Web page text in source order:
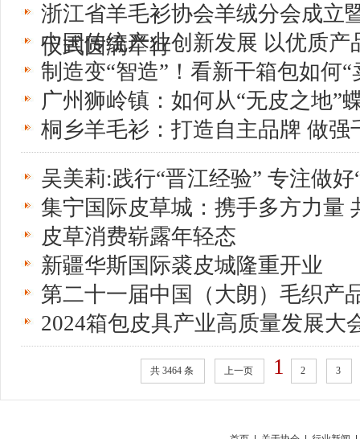
浙江省羊毛衫协会羊绒分会成立
仪式圆满举行
中国传统产业创新发展 以优质产
制造变“智造”！看新干箱包如何“
广州狮岭镇：如何从“无皮之地”
桐乡羊毛衫：打造自主品牌 做强
吴美莉:践行“晋江经验” 专注做好
集宁国际皮草城：携手多方力量
皮草消费崭露年轻态
新疆华斯国际裘皮城隆重开业
第二十一届中国（大朗）毛织产
2024箱包皮具产业高质量发展大
共 3464 条 上一页 1 2 3